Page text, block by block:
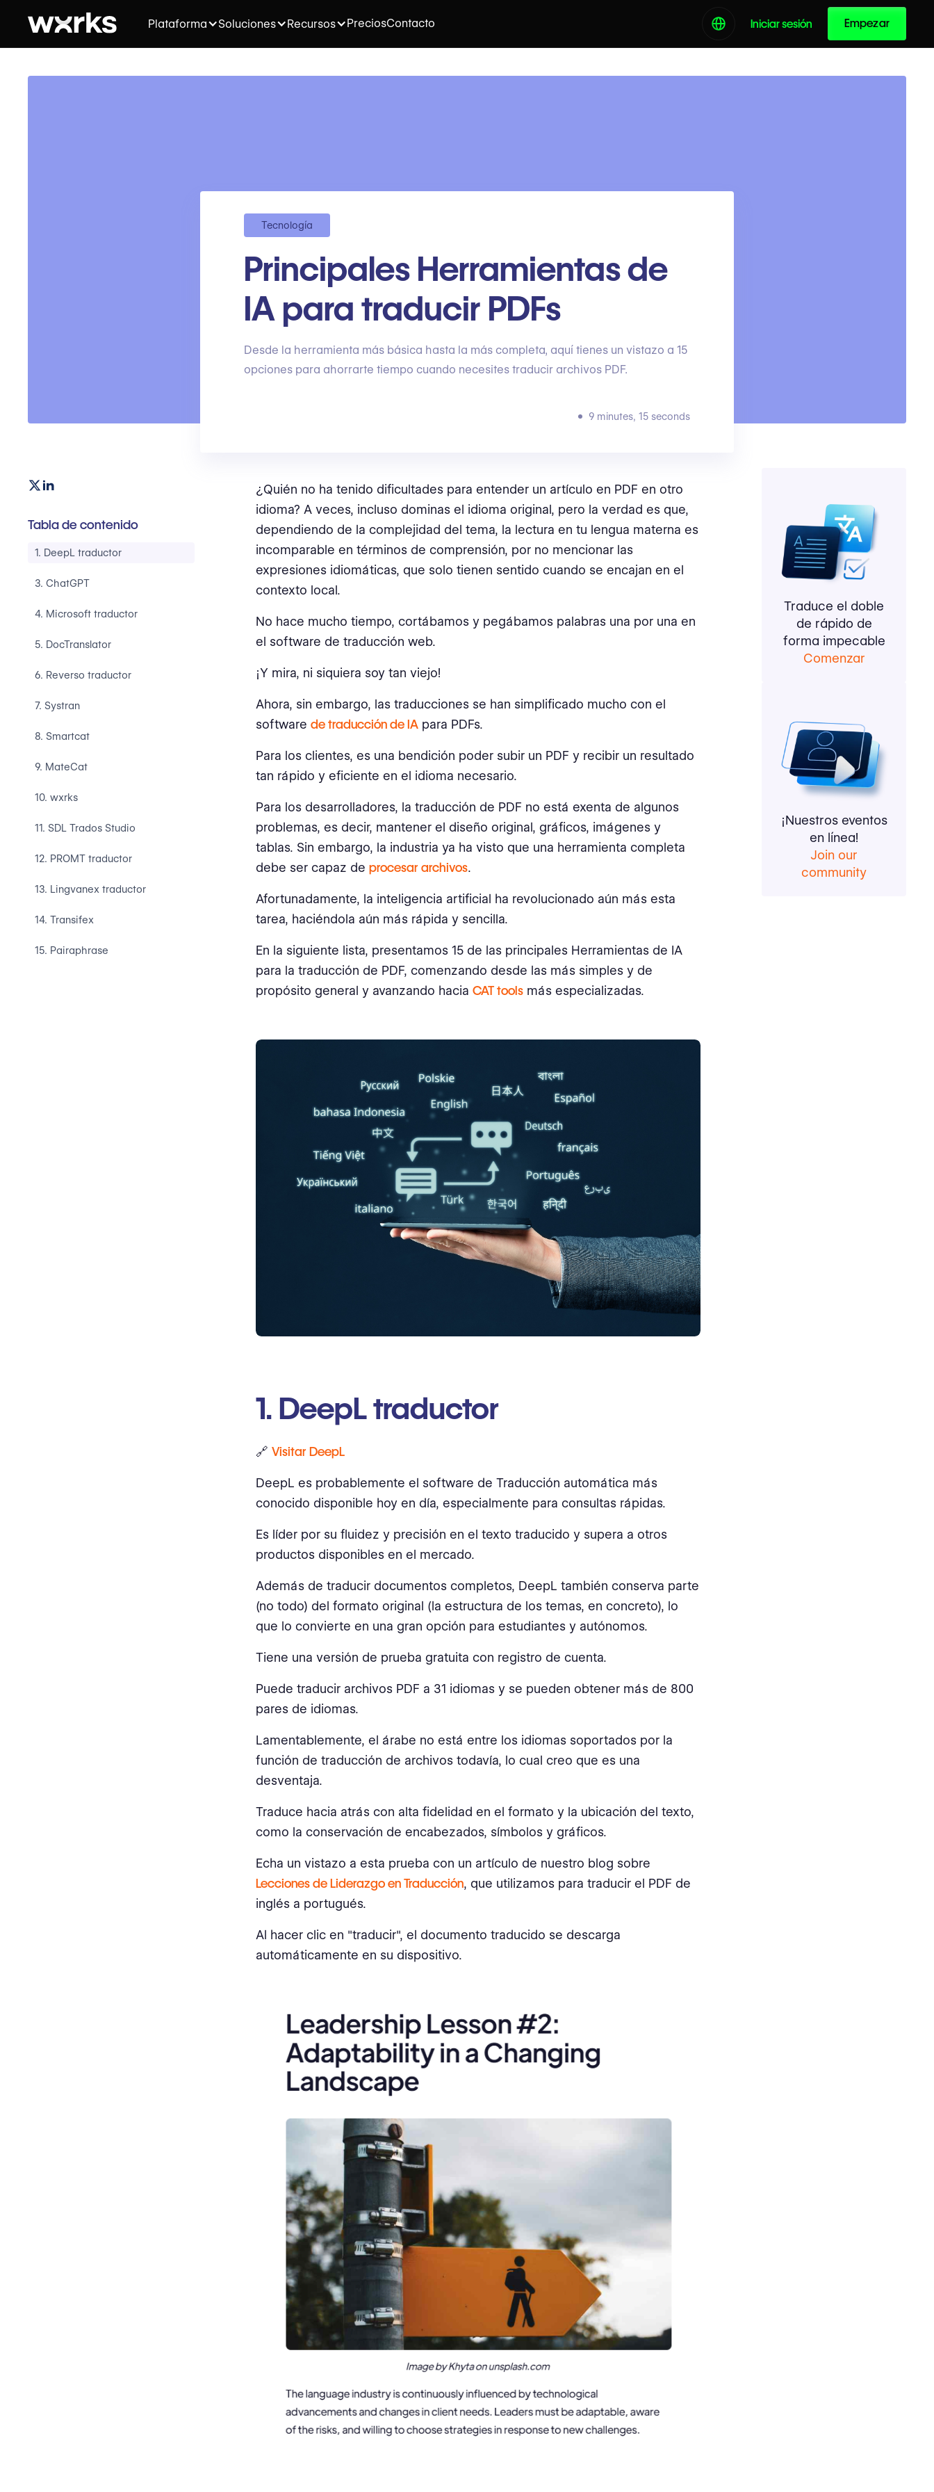
Plataforma Soluciones Recursos PreciosContacto Iniciar sesión Empezar
Tecnología
Principales Herramientas de
IA para traducir PDFs
Desde la herramienta más básica hasta la más completa, aquí tienes un vistazo a 15
opciones para ahorrarte tiempo cuando necesites traducir archivos PDF.
9 minutes, 15 seconds
Tabla de contenido
1. DeepL traductor
3. ChatGPT
4. Microsoft traductor
5. DocTranslator
6. Reverso traductor
7. Systran
8. Smartcat
9. MateCat
10. wxrks
11. SDL Trados Studio
12. PROMT traductor
13. Lingvanex traductor
14. Transifex
15. Pairaphrase
¿Quién no ha tenido dificultades para entender un artículo en PDF en otro
idioma? A veces, incluso dominas el idioma original, pero la verdad es que,
dependiendo de la complejidad del tema, la lectura en tu lengua materna es
incomparable en términos de comprensión, por no mencionar las
expresiones idiomáticas, que solo tienen sentido cuando se encajan en el
contexto local.
No hace mucho tiempo, cortábamos y pegábamos palabras una por una en
el software de traducción web.
¡Y mira, ni siquiera soy tan viejo!
Ahora, sin embargo, las traducciones se han simplificado mucho con el
software de traducción de IA para PDFs.
Para los clientes, es una bendición poder subir un PDF y recibir un resultado
tan rápido y eficiente en el idioma necesario.
Para los desarrolladores, la traducción de PDF no está exenta de algunos
problemas, es decir, mantener el diseño original, gráficos, imágenes y
tablas. Sin embargo, la industria ya ha visto que una herramienta completa
debe ser capaz de procesar archivos.
Afortunadamente, la inteligencia artificial ha revolucionado aún más esta
tarea, haciéndola aún más rápida y sencilla.
En la siguiente lista, presentamos 15 de las principales Herramientas de IA
para la traducción de PDF, comenzando desde las más simples y de
propósito general y avanzando hacia CAT tools más especializadas.
1. DeepL traductor
🔗 Visitar DeepL
DeepL es probablemente el software de Traducción automática más
conocido disponible hoy en día, especialmente para consultas rápidas.
Es líder por su fluidez y precisión en el texto traducido y supera a otros
productos disponibles en el mercado.
Además de traducir documentos completos, DeepL también conserva parte
(no todo) del formato original (la estructura de los temas, en concreto), lo
que lo convierte en una gran opción para estudiantes y autónomos.
Tiene una versión de prueba gratuita con registro de cuenta.
Puede traducir archivos PDF a 31 idiomas y se pueden obtener más de 800
pares de idiomas.
Lamentablemente, el árabe no está entre los idiomas soportados por la
función de traducción de archivos todavía, lo cual creo que es una
desventaja.
Traduce hacia atrás con alta fidelidad en el formato y la ubicación del texto,
como la conservación de encabezados, símbolos y gráficos.
Echa un vistazo a esta prueba con un artículo de nuestro blog sobre
Lecciones de Liderazgo en Traducción, que utilizamos para traducir el PDF de
inglés a portugués.
Al hacer clic en "traducir", el documento traducido se descarga
automáticamente en su dispositivo.
Traduce el doble
de rápido de
forma impecable
Comenzar
¡Nuestros eventos
en línea!
Join our
community